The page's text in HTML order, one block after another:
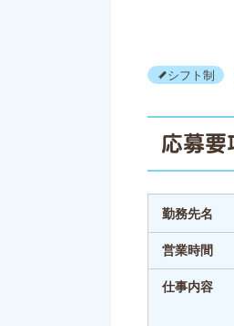
シフト制
応募要
勤務先名
営業時間
仕事内容